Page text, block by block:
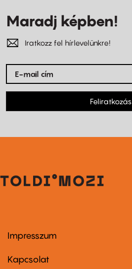
Maradj képben!
Iratkozz fel hírlevelünkre!
Feliratkozás
Footer
first
Impresszum
Kapcsolat